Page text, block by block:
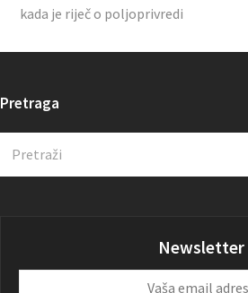
kada je riječ o poljoprivredi
Pretraga
Newsletter